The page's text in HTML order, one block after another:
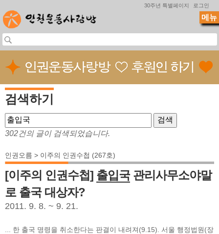
30주년 특별페이지 로그인
검색하기
302건의 글이 검색되었습니다.
인권오름 > 이주의 인권수첩 (267호)
[이주의 인권수첩] 출입국관리사무소야말
로 출국 대상자?
2011. 9. 8. ~ 9. 21.
... 한 출국 명령을 취소한다는 판결이 내려져(9.15). 서울 행정법원(장
메뉴